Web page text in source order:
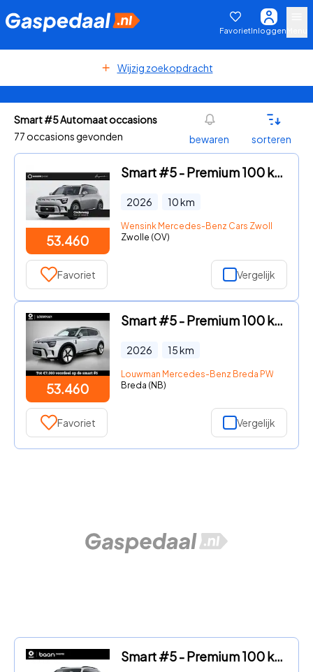
FavorietInloggen
Wijzig zoekopdracht
Smart #5 Automaat occasions
77 occasions gevonden
bewaren sorteren
53.460
Smart #5 - Premium 100 kWh | Warmtepomp | Sennheiser Audio | Head-Up Di
2026 10km
Wensink Mercedes-Benz Cars Zwolle
Zwolle (OV)
Favoriet Vergelijk
53.460
Smart #5 - Premium 100 kWh | Duoleer | Adapt. cruise control | Sennheis
2026 15km
Louwman Mercedes-Benz Breda PW
Breda (NB)
Favoriet Vergelijk
Smart #5 - Premium 100 kWh | SMART DEALS! | Van € 57.960, - voor € 50.9